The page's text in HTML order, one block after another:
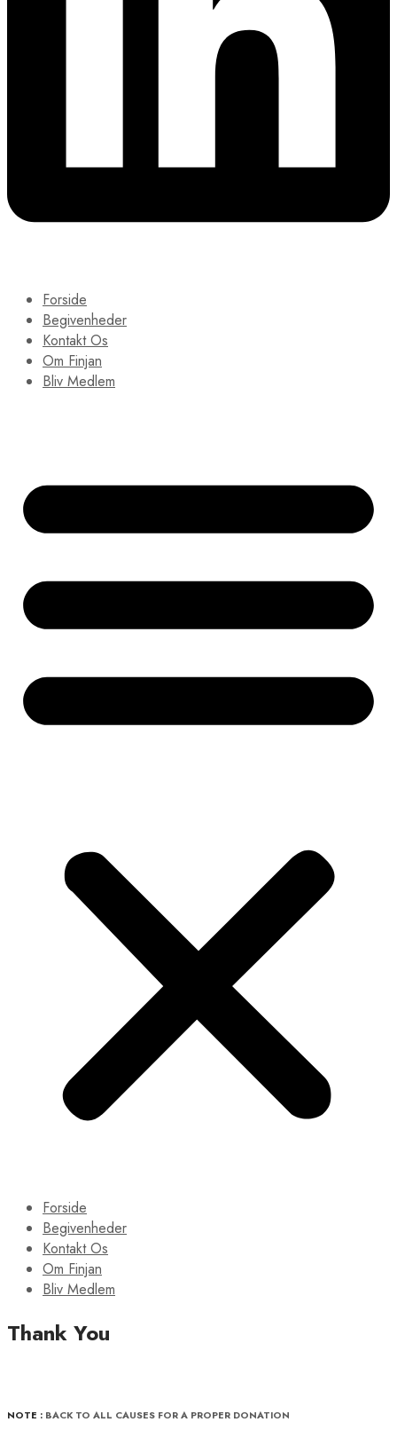
Forside
Begivenheder
Kontakt Os
Om Finjan
Bliv Medlem
Forside
Begivenheder
Kontakt Os
Om Finjan
Bliv Medlem
Thank You
NOTE : BACK TO ALL CAUSES FOR A PROPER DONATION